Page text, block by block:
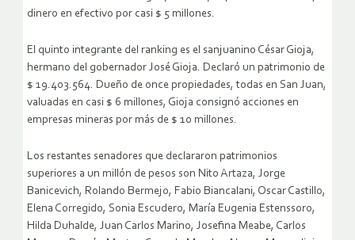
dinero en efectivo por casi $ 5 millones.
El quinto integrante del ranking es el sanjuanino César Gioja,
hermano del gobernador José Gioja. Declaró un patrimonio de
$ 19.403.564. Dueño de once propiedades, todas en San Juan,
valuadas en casi $ 6 millones, Gioja consignó acciones en
empresas mineras por más de $ 10 millones.
Los restantes senadores que declararon patrimonios
superiores a un millón de pesos son Nito Artaza, Jorge
Banicevich, Rolando Bermejo, Fabio Biancalani, Oscar Castillo,
Elena Corregido, Sonia Escudero, María Eugenia Estenssoro,
Hilda Duhalde, Juan Carlos Marino, Josefina Meabe, Carlos